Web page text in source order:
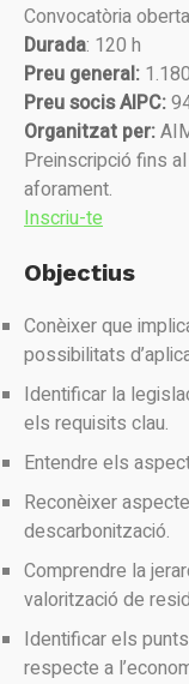
Convocatòria
Durada: 120 h
Preu general:
Preu socis AIPC:
Organitzat per:
Preinscripció fins
aforament.
Inscriu-te
Objectius
Conèixer que
possibilitats
Identificar la
els requisits clau.
Entendre els
Reconèixer
descarbonització.
Comprendre la
valorització de
Identificar els
respecte a